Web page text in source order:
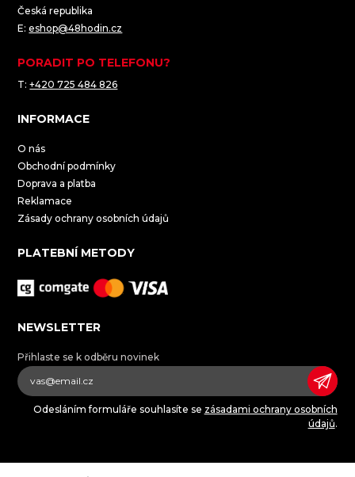
Česká republika
E:eshop@48hodin.cz
PORADIT PO TELEFONU?
T:+420 725 484 826
INFORMACE
O nás
Obchodní podmínky
Doprava a platba
Reklamace
Zásady ochrany osobních údajů
PLATEBNÍ METODY
NEWSLETTER
Přihlaste se k odběru novinek
Odesláním formuláře souhlasíte se zásadami ochrany osobních
údajů.